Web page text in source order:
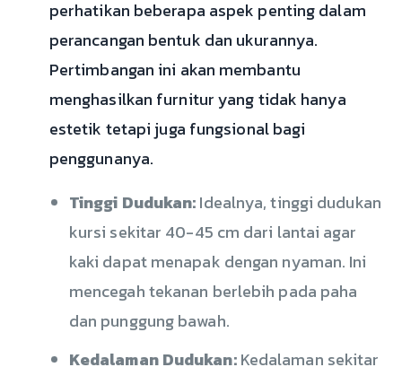
perhatikan beberapa aspek penting dalam
perancangan bentuk dan ukurannya.
Pertimbangan ini akan membantu
menghasilkan furnitur yang tidak hanya
estetik tetapi juga fungsional bagi
penggunanya.
Tinggi Dudukan:Idealnya, tinggi dudukan
kursi sekitar 40-45 cm dari lantai agar
kaki dapat menapak dengan nyaman. Ini
mencegah tekanan berlebih pada paha
dan punggung bawah.
Kedalaman Dudukan:Kedalaman sekitar